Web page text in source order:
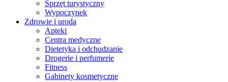
Sprzęt turystyczny
Wypoczynek
Zdrowie i uroda
Apteki
Centra medyczne
Dietetyka i odchudzanie
Drogerie i perfumerie
Fitness
Gabinety kosmetyczne